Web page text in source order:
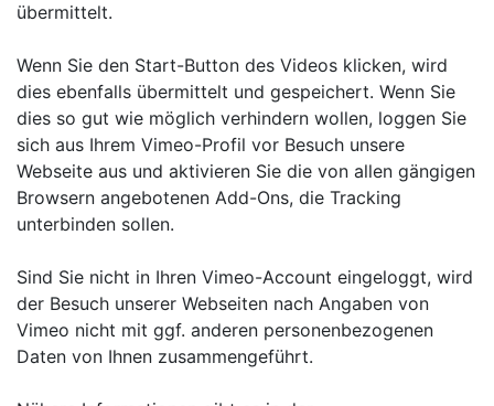
übermittelt.
Wenn Sie den Start-Button des Videos klicken, wird
dies ebenfalls übermittelt und gespeichert. Wenn Sie
dies so gut wie möglich verhindern wollen, loggen Sie
sich aus Ihrem Vimeo-Profil vor Besuch unsere
Webseite aus und aktivieren Sie die von allen gängigen
Browsern angebotenen Add-Ons, die Tracking
unterbinden sollen.
Sind Sie nicht in Ihren Vimeo-Account eingeloggt, wird
der Besuch unserer Webseiten nach Angaben von
Vimeo nicht mit ggf. anderen personenbezogenen
Daten von Ihnen zusammengeführt.